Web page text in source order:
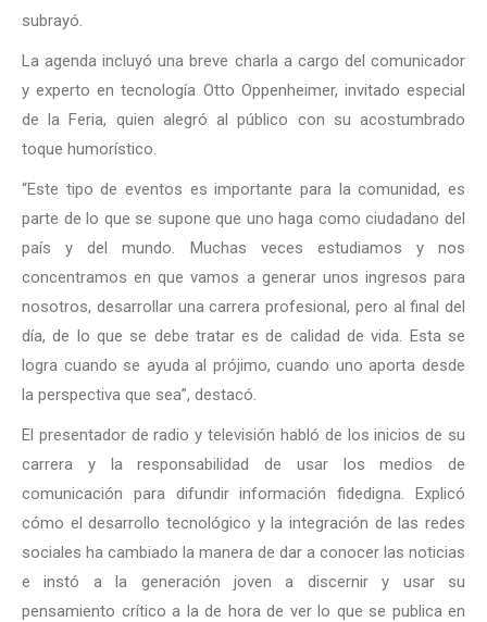
subrayó.
La agenda incluyó una breve charla a cargo del comunicador
y experto en tecnología Otto Oppenheimer, invitado especial
de la Feria, quien alegró al público con su acostumbrado
toque humorístico.
“Este tipo de eventos es importante para la comunidad, es
parte de lo que se supone que uno haga como ciudadano del
país y del mundo. Muchas veces estudiamos y nos
concentramos en que vamos a generar unos ingresos para
nosotros, desarrollar una carrera profesional, pero al final del
día, de lo que se debe tratar es de calidad de vida. Esta se
logra cuando se ayuda al prójimo, cuando uno aporta desde
la perspectiva que sea”, destacó.
El presentador de radio y televisión habló de los inicios de su
carrera y la responsabilidad de usar los medios de
comunicación para difundir información fidedigna. Explicó
cómo el desarrollo tecnológico y la integración de las redes
sociales ha cambiado la manera de dar a conocer las noticias
e instó a la generación joven a discernir y usar su
pensamiento crítico a la de hora de ver lo que se publica en